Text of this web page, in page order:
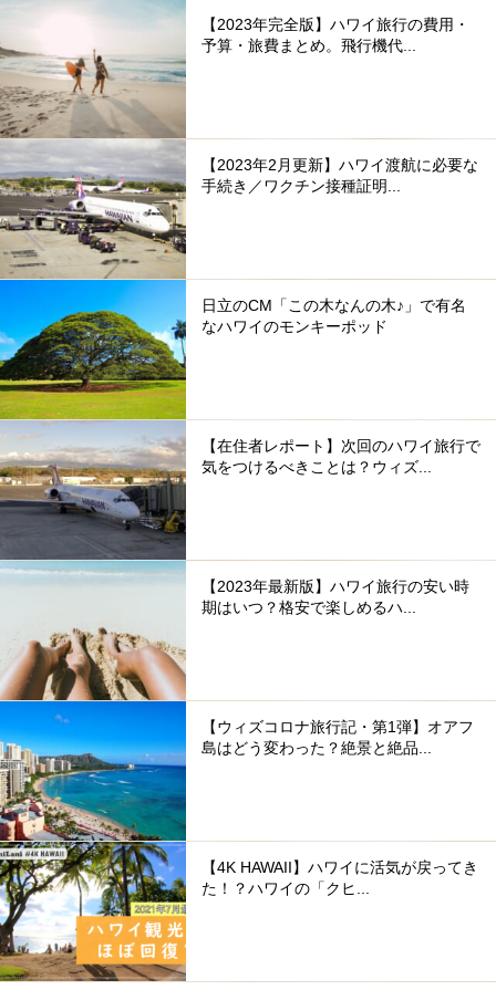
【2023年完全版】ハワイ旅行の費用・
予算・旅費まとめ。飛行機代...
【2023年2月更新】ハワイ渡航に必要な
手続き／ワクチン接種証明...
日立のCM「この木なんの木♪」で有名
なハワイのモンキーポッド
【在住者レポート】次回のハワイ旅行で
気をつけるべきことは？ウィズ...
【2023年最新版】ハワイ旅行の安い時
期はいつ？格安で楽しめるハ...
【ウィズコロナ旅行記・第1弾】オアフ
島はどう変わった？絶景と絶品...
【4K HAWAII】ハワイに活気が戻ってき
た！？ハワイの「クヒ...